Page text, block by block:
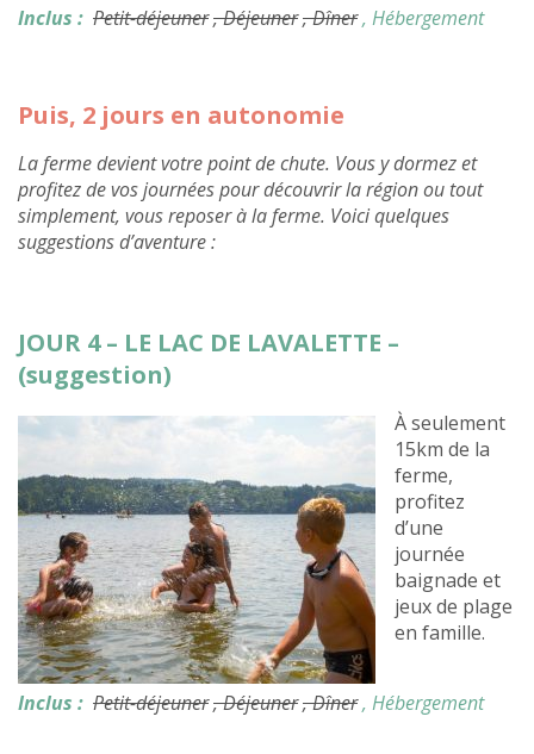
Inclus : Petit-déjeuner, Déjeuner, Dîner, Hébergement
Puis, 2 jours en autonomie
La ferme devient votre point de chute. Vous y dormez et
profitez de vos journées pour découvrir la région ou tout
simplement, vous reposer à la ferme. Voici quelques
suggestions d’aventure :
JOUR 4 – LE LAC DE LAVALETTE –
(suggestion)
À seulement
15km de la
ferme,
profitez
d’une
journée
baignade et
jeux de plage
en famille.
Inclus : Petit-déjeuner, Déjeuner, Dîner, Hébergement